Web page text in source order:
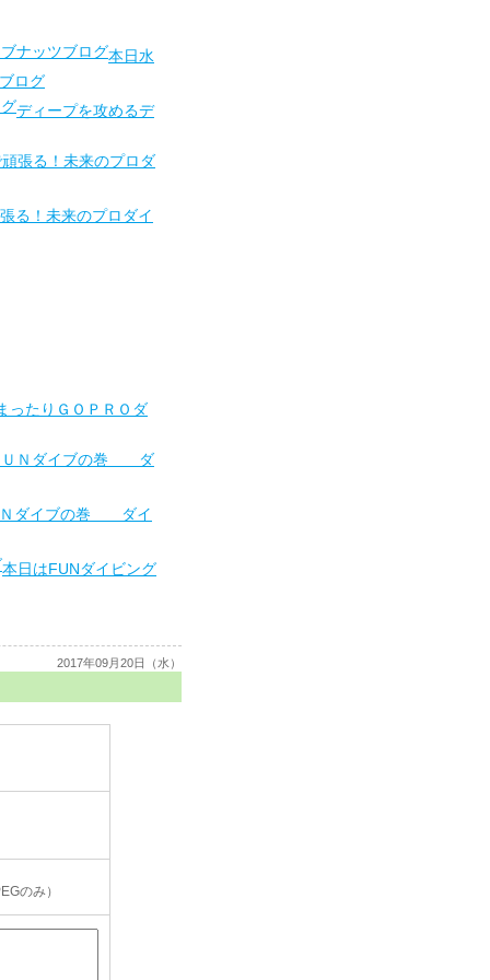
本日水
ログ
ディープを攻めるデ
る！未来のプロダイ
ったりＧＯＰＲＯダ
Ｎダイブの巻 ダイ
本日はFUNダイビング
2017年09月20日（水）
のみ）